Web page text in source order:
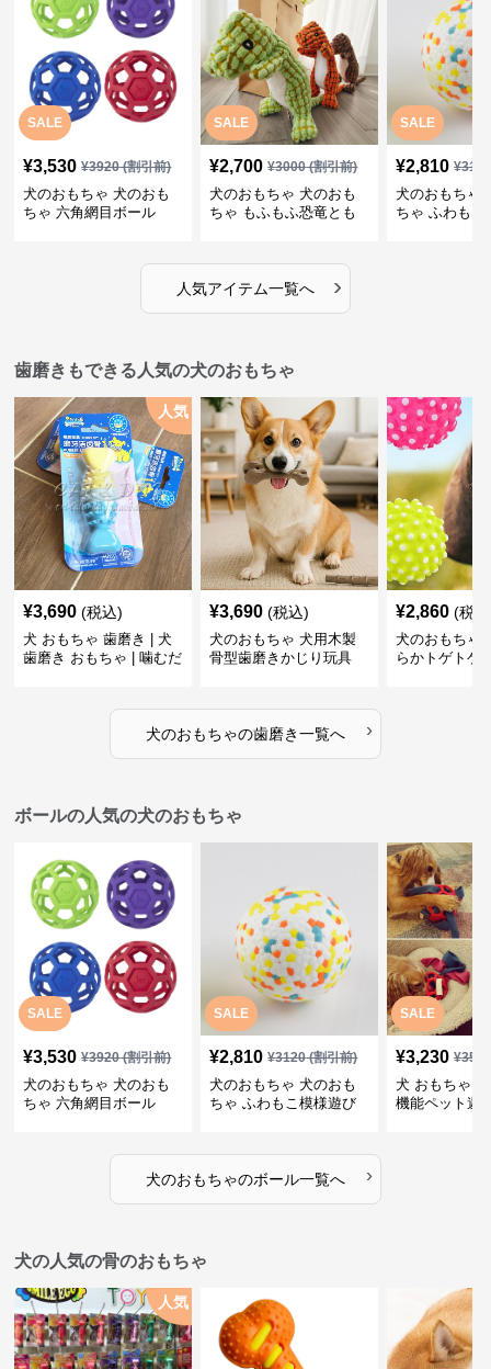
SALE
¥3,530 ¥3920(割引前)
犬のおもちゃ 犬のおも
ちゃ 六角網目ボール
SALE
¥2,700 ¥3000(割引前)
犬のおもちゃ 犬のおも
ちゃ もふもふ恐竜とも
SALE
¥2,810 ¥
犬のおもちゃ
ちゃ ふわもこ
人気アイテム一覧へ ›
歯磨きもできる人気の犬のおもちゃ
人気
¥3,690 (税込)
犬 おもちゃ 歯磨き | 犬
歯磨き おもちゃ | 噛むだ
¥3,690 (税込)
犬のおもちゃ 犬用木製
骨型歯磨きかじり玩具
¥2,860 (税
犬のおもちゃ
らかトゲトゲ
犬のおもちゃの歯磨き一覧へ ›
ボールの人気の犬のおもちゃ
SALE
¥3,530 ¥3920(割引前)
犬のおもちゃ 犬のおも
ちゃ 六角網目ボール
SALE
¥2,810 ¥3120(割引前)
犬のおもちゃ 犬のおも
ちゃ ふわもこ模様遊び
SALE
¥3,230 ¥
犬 おもちゃ
機能ペット遊
犬のおもちゃのボール一覧へ ›
犬の人気の骨のおもちゃ
人気